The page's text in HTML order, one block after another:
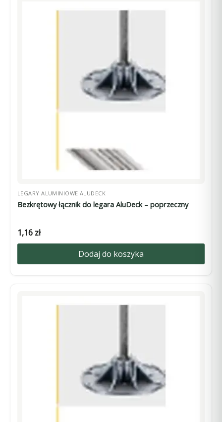
LEGARY ALUMINIOWE ALUDECK
Bezkrętowy łącznik do legara AluDeck – poprzeczny
1,16 zł
Dodaj do koszyka